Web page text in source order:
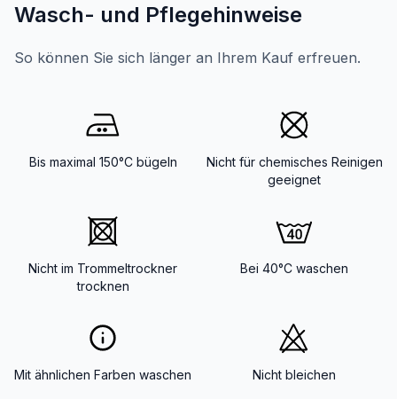
Wasch- und Pflegehinweise
So können Sie sich länger an Ihrem Kauf erfreuen.
Bis maximal 150°C bügeln
Nicht für chemisches Reinigen
geeignet
Nicht im Trommeltrockner
trocknen
Bei 40°C waschen
Mit ähnlichen Farben waschen Nicht bleichen